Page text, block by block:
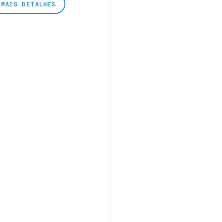
MAIS DETALHES